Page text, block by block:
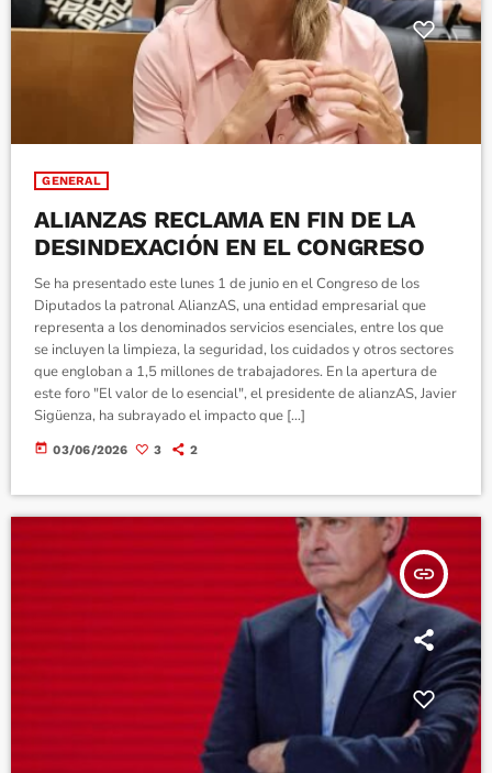
GENERAL
ALIANZAS RECLAMA EN FIN DE LA
DESINDEXACIÓN EN EL CONGRESO
Se ha presentado este lunes 1 de junio en el Congreso de los
Diputados la patronal AlianzAS, una entidad empresarial que
representa a los denominados servicios esenciales, entre los que
se incluyen la limpieza, la seguridad, los cuidados y otros sectores
que engloban a 1,5 millones de trabajadores. En la apertura de
este foro "El valor de lo esencial", el presidente de alianzAS, Javier
Sigüenza, ha subrayado el impacto que […]
today 03/06/2026 3 2
insert_link